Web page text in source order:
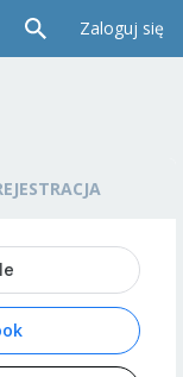
Zaloguj się